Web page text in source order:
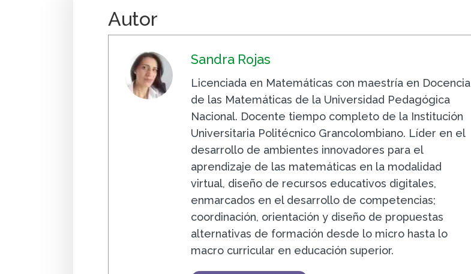
Autor
Sandra Rojas
Licenciada en Matemáticas con maestría en Docencia
de las Matemáticas de la Universidad Pedagógica
Nacional. Docente tiempo completo de la Institución
Universitaria Politécnico Grancolombiano. Líder en el
desarrollo de ambientes innovadores para el
aprendizaje de las matemáticas en la modalidad
virtual, diseño de recursos educativos digitales,
enmarcados en el desarrollo de competencias;
coordinación, orientación y diseño de propuestas
alternativas de formación desde lo micro hasta lo
macro curricular en educación superior.